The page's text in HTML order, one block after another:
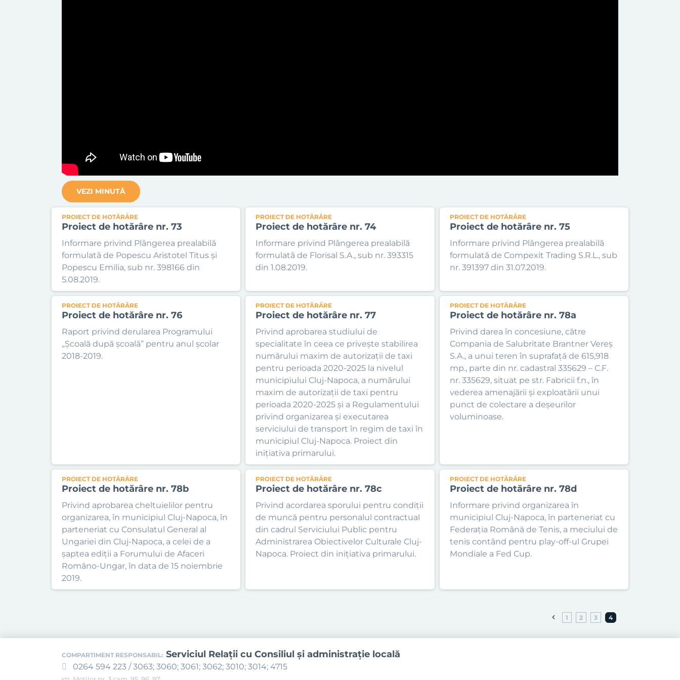
VEZI MINUTĂ
PROIECT DE HOTĂRÂRE
Proiect de hotărâre nr. 73
Informare privind Plângerea prealabilă
formulată de Popescu Aristotel Titus și
Popescu Emilia, sub nr. 398166 din
5.08.2019.
PROIECT DE HOTĂRÂRE
Proiect de hotărâre nr. 74
Informare privind Plângerea prealabilă
formulată de Florisal S.A., sub nr. 393315
din 1.08.2019.
PROIECT DE HOTĂRÂRE
Proiect de hotărâre nr. 75
Informare privind Plângerea prealabilă
formulată de Compexit Trading S.R.L., sub
nr. 391397 din 31.07.2019.
PROIECT DE HOTĂRÂRE
Proiect de hotărâre nr. 76
Raport privind derularea Programului
„Școală după școală” pentru anul școlar
2018-2019.
PROIECT DE HOTĂRÂRE
Proiect de hotărâre nr. 77
Privind aprobarea studiului de
specialitate în ceea ce privește stabilirea
numărului maxim de autorizații de taxi
pentru perioada 2020-2025 la nivelul
municipiului Cluj-Napoca, a numărului
maxim de autorizații de taxi pentru
perioada 2020-2025 și a Regulamentului
privind organizarea și executarea
serviciului de transport în regim de taxi în
municipiul Cluj-Napoca. Proiect din
inițiativa primarului.
PROIECT DE HOTĂRÂRE
Proiect de hotărâre nr. 78a
Privind darea în concesiune, către
Compania de Salubritate Brantner Vereș
S.A., a unui teren în suprafață de 615,918
mp., parte din nr. cadastral 335629 – C.F.
nr. 335629, situat pe str. Fabricii f.n., în
vederea amenajării și exploatării unui
punct de colectare a deșeurilor
voluminoase.
PROIECT DE HOTĂRÂRE
Proiect de hotărâre nr. 78b
Privind aprobarea cheltuielilor pentru
organizarea, în municipiul Cluj-Napoca, în
parteneriat cu Consulatul General al
Ungariei din Cluj-Napoca, a celei de a
șaptea ediții a Forumului de Afaceri
Româno-Ungar, în data de 15 noiembrie
2019.
PROIECT DE HOTĂRÂRE
Proiect de hotărâre nr. 78c
Privind acordarea sporului pentru condiții
de muncă pentru personalul contractual
din cadrul Serviciului Public pentru
Administrarea Obiectivelor Culturale Cluj-
Napoca. Proiect din inițiativa primarului.
PROIECT DE HOTĂRÂRE
Proiect de hotărâre nr. 78d
Informare privind organizarea în
municipiul Cluj-Napoca, în parteneriat cu
Federația Română de Tenis, a meciului de
tenis contând pentru play-off-ul Grupei
Mondiale a Fed Cup.
1 2 3 4
COMPARTIMENT RESPONSABIL: Serviciul Relaţii cu Consiliul şi administraţie locală
0264 594 223 / 3063; 3060; 3061; 3062; 3010; 3014; 4715